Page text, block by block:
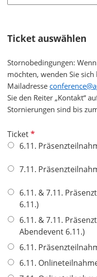
t
l
Ticket auswählen
Stornobedingungen:
möchten, wenden Sie
Mailadresse
Sie den Reiter „Kontakt“
Stornierungen sind bis
TicketP
f
i
h
t
f
d
6.11.
7.11.
6.11. & 7.11.
6.11.)
6.11. & 7.11.
Abendevent 6.11.)
6.11.
6.11.